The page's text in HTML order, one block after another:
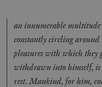
an innumerable
constantly circling
pleasures with which they
withdrawn into himself, is
rest. Mankind, for him,